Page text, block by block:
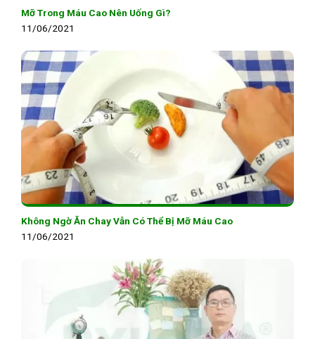
Mỡ Trong Máu Cao Nên Uống Gì?
11/06/2021
Không Ngờ Ăn Chay Vẫn Có Thể Bị Mỡ Máu Cao
11/06/2021